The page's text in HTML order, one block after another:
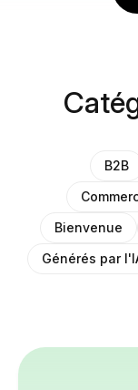
B2B
Bienvenue
Générés par